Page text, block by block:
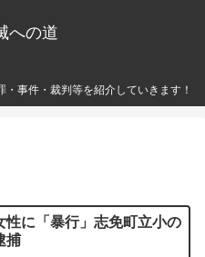
への道
事件・裁判等を紹介していきます！
性に「暴行」志免町立小の
捕